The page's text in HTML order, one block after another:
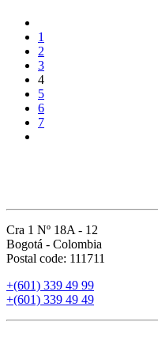
1
2
3
4
5
6
7
Cra 1 Nº 18A - 12
Bogotá - Colombia
Postal code: 111711
+(601) 339 49 99
+(601) 339 49 49